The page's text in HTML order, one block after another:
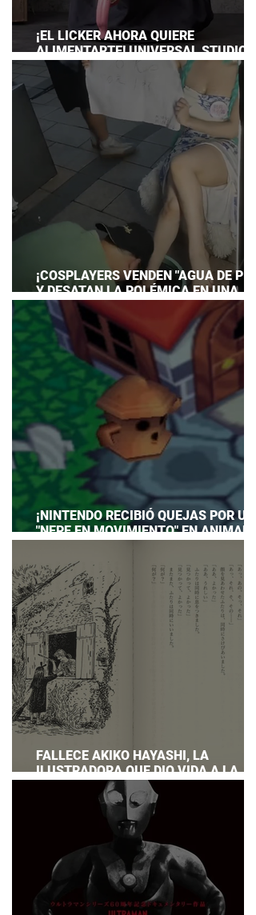
¡EL LICKER AHORA QUIERE
ALIMENTARTE! UNIVERSAL STUDIOS
JAPAN PRESENTA SU TERRORÍFICA
COLECCIÓN DE RESIDENT EVIL
¡COSPLAYERS VENDEN "AGUA DE
Y DESATAN LA POLÉMICA EN UNA
CONVENCIÓN DE ANIME!
¡NINTENDO RECIBIÓ QUEJAS POR UN
"NEPE EN MOVIMIENTO" EN ANIMAL
PREPARAR UNA RESPUESTA OFICIAL!
FALLECE AKIKO HAYASHI, LA
ILUSTRADORA QUE DIO VIDA A LA
NOVELA ORIGINAL DE KIKI'S DELIVERY